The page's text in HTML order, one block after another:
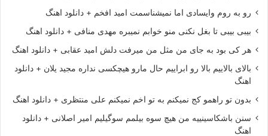
رو به روم وایسادی اما نمیشناسمت امید افخم + دانلود اهنگ
بیبی بیبی تا بغل نکنی منو خوابم نمیبره مهدی منافی + دانلود اهنگ
هر کی بود به جای من مثل من میرفت دلش امید عقابی + دانلود اهنگ
بالای بالاییم بالا رو ابراییم حال مارو هیچکسی نداره مجید یلان + دانلود
اهنگ
بدون تو راهمو کج نمیکنم به تو اخم نمیکنم علی منتظری + دانلود اهنگ
سنن باشکاسینییه من هیچ سوه بیلمم سوگیلیم امیر اصلانی + دانلود
اهنگ